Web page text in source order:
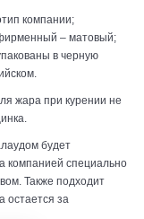
компании;
– матовый;
в черную
жара при курении не
будет
компанией специально
Также подходит
остается за